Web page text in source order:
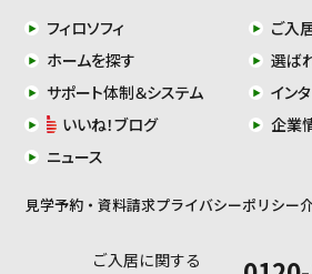
フィロソフィ
ご入
ホームを探す
選ば
サポート体制＆システム
イン
いいね！ブログ
企業
ニュース
見学予約・資料請求プライバシーポリシー
ご入居に関する